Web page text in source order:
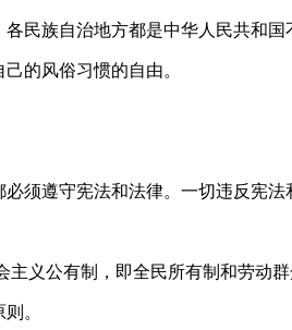
族自治地方都是中华人民共和国
的风俗习惯的自由。
遵守宪法和法律。一切违反宪法
义公有制，即全民所有制和劳动群
。